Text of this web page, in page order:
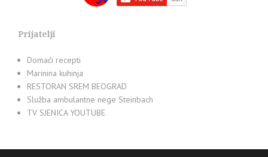
Prijatelji
Domaći recepti
Marinina kuhinja
RESTORAN SREM BEOGRAD
Služba ambulantne nege Steinbach
TV SJENICA YOUTUBE